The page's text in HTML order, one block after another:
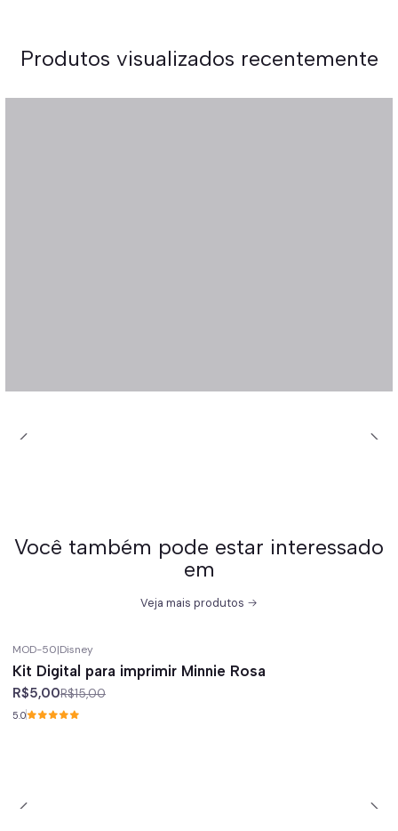
Produtos visualizados recentemente
Você também pode estar interessado
em
Veja mais produtos
MOD-50|Disney
Kit Digital para imprimir Minnie Rosa
R$5,00R$15,00
5.0